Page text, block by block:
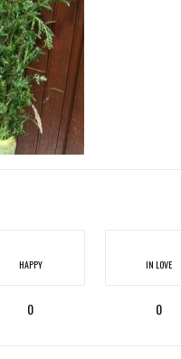
HAPPY
0
IN LOVE
0